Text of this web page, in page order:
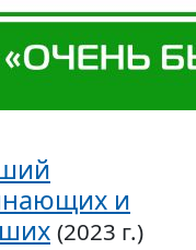
и
(2023 г.)